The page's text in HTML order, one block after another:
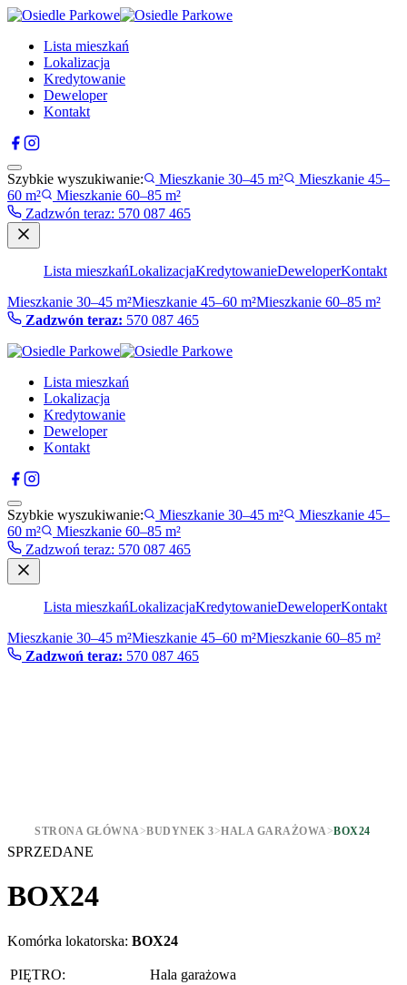
Lista mieszkań
Lokalizacja
Kredytowanie
Deweloper
Kontakt
Szybkie wyszukiwanie: Mieszkanie 30–45 m²
Mieszkanie 45–
60 m²
Mieszkanie 60–85 m²
Zadzwón teraz: 570 087 465
Lista mieszkańLokalizacjaKredytowanieDeweloperKontakt
Mieszkanie 30–45 m²Mieszkanie 45–60 m²Mieszkanie 60–85 m²
Zadzwón teraz: 570 087 465
Lista mieszkań
Lokalizacja
Kredytowanie
Deweloper
Kontakt
Szybkie wyszukiwanie: Mieszkanie 30–45 m²
Mieszkanie 45–
60 m²
Mieszkanie 60–85 m²
Zadzwoń teraz: 570 087 465
Lista mieszkańLokalizacjaKredytowanieDeweloperKontakt
Mieszkanie 30–45 m²Mieszkanie 45–60 m²Mieszkanie 60–85 m²
Zadzwoń teraz: 570 087 465
STRONA GŁÓWNA>BUDYNEK 3>HALA GARAŻOWA>BOX24
SPRZEDANE
BOX24
Komórka lokatorska: BOX24
PIĘTRO:
Hala garażowa